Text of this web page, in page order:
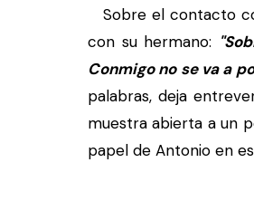
Sobre el contacto
con su hermano:
Conmigo no se va a
palabras, deja
muestra abierta a un
papel de Antonio en